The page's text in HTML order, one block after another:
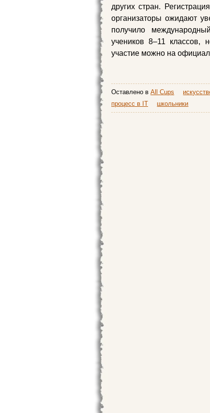
других стран.
организаторы ожидают
получило
учеников 8–11 классов,
участие можно на
Оставлено в All Cups
процесс в IT
школьники